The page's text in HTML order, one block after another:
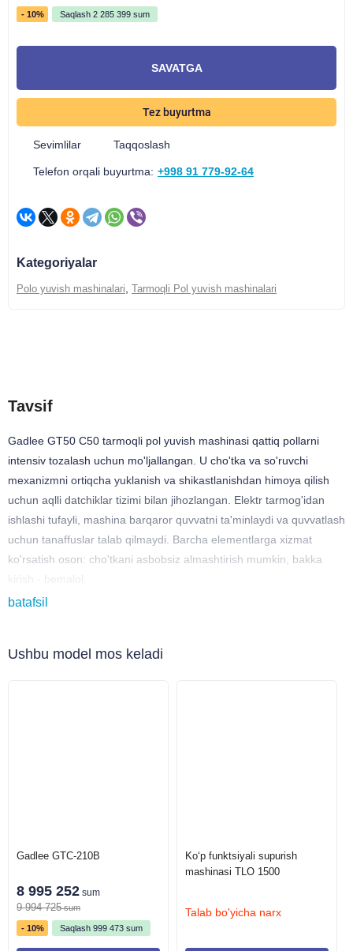
- 10% Saqlash 2 285 399 sum
SAVATGA
Tez buyurtma
Sevimlilar Taqqoslash
Telefon orqali buyurtma: +998 91 779-92-64
Kategoriyalar
Polo yuvish mashinalari Tarmoqli Pol yuvish mashinalari
Tavsif
Gadlee GT50 C50 tarmoqli pol yuvish mashinasi qattiq pollarni
intensiv tozalash uchun mo'ljallangan. U cho'tka va so'ruvchi
mexanizmni ortiqcha yuklanish va shikastlanishdan himoya qilish
uchun aqlli datchiklar tizimi bilan jihozlangan. Elektr tarmog'idan
ishlashi tufayli, mashina barqaror quvvatni ta'minlaydi va quvvatlash
uchun tanaffuslar talab qilmaydi. Barcha elementlarga xizmat
ko'rsatish oson: cho'tkani asbobsiz almashtirish mumkin, bakka
kirish - bemalol.
Har qanday qattiq sirtlar - beton, plitalar, bo'yalgan pollar uchun
tarzda bajaradi. GT50 C50 - bu ortiqcha turib qolishlar va murakkab
texnik xizmat ko'rsatishlarsiz kundalik tozalash uchun ishonchli
tanlov.
batafsil
Ushbu model mos keladi
Gadlee GTC-210B
8 995 252 sum
9 994 725 sum
- 10% Saqlash 999 473 sum
Ko‘p funktsiyali supurish
mashinasi TLO 1500
Talab bo'yicha narx